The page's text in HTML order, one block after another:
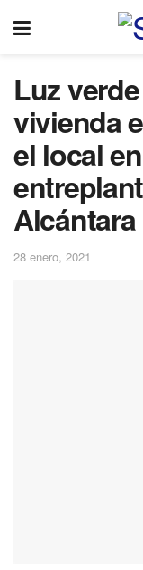
Luz
vivienda
el local
Alcántara
28 enero, 2021